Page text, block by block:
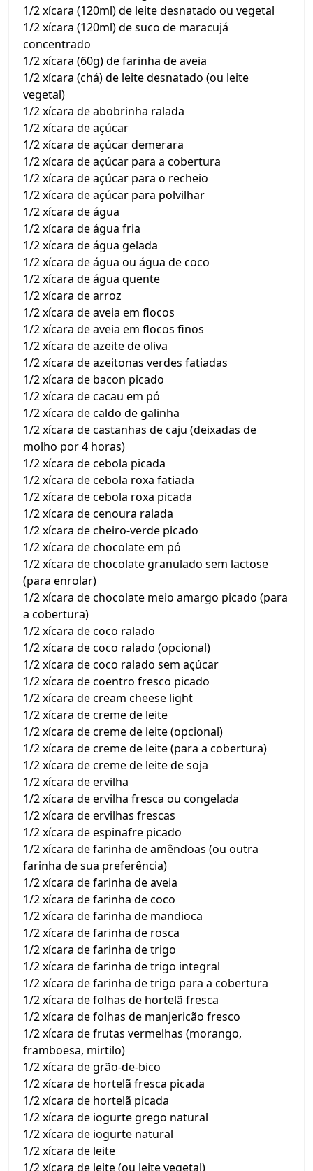
1/2 xícara (120ml) de leite desnatado ou vegetal
1/2 xícara (120ml) de suco de maracujá
concentrado
1/2 xícara (60g) de farinha de aveia
1/2 xícara (chá) de leite desnatado (ou leite
vegetal)
1/2 xícara de abobrinha ralada
1/2 xícara de açúcar
1/2 xícara de açúcar demerara
1/2 xícara de açúcar para a cobertura
1/2 xícara de açúcar para o recheio
1/2 xícara de açúcar para polvilhar
1/2 xícara de água
1/2 xícara de água fria
1/2 xícara de água gelada
1/2 xícara de água ou água de coco
1/2 xícara de água quente
1/2 xícara de arroz
1/2 xícara de aveia em flocos
1/2 xícara de aveia em flocos finos
1/2 xícara de azeite de oliva
1/2 xícara de azeitonas verdes fatiadas
1/2 xícara de bacon picado
1/2 xícara de cacau em pó
1/2 xícara de caldo de galinha
1/2 xícara de castanhas de caju (deixadas de
molho por 4 horas)
1/2 xícara de cebola picada
1/2 xícara de cebola roxa fatiada
1/2 xícara de cebola roxa picada
1/2 xícara de cenoura ralada
1/2 xícara de cheiro-verde picado
1/2 xícara de chocolate em pó
1/2 xícara de chocolate granulado sem lactose
(para enrolar)
1/2 xícara de chocolate meio amargo picado (para
a cobertura)
1/2 xícara de coco ralado
1/2 xícara de coco ralado (opcional)
1/2 xícara de coco ralado sem açúcar
1/2 xícara de coentro fresco picado
1/2 xícara de cream cheese light
1/2 xícara de creme de leite
1/2 xícara de creme de leite (opcional)
1/2 xícara de creme de leite (para a cobertura)
1/2 xícara de creme de leite de soja
1/2 xícara de ervilha
1/2 xícara de ervilha fresca ou congelada
1/2 xícara de ervilhas frescas
1/2 xícara de espinafre picado
1/2 xícara de farinha de amêndoas (ou outra
farinha de sua preferência)
1/2 xícara de farinha de aveia
1/2 xícara de farinha de coco
1/2 xícara de farinha de mandioca
1/2 xícara de farinha de rosca
1/2 xícara de farinha de trigo
1/2 xícara de farinha de trigo integral
1/2 xícara de farinha de trigo para a cobertura
1/2 xícara de folhas de hortelã fresca
1/2 xícara de folhas de manjericão fresco
1/2 xícara de frutas vermelhas (morango,
framboesa, mirtilo)
1/2 xícara de grão-de-bico
1/2 xícara de hortelã fresca picada
1/2 xícara de hortelã picada
1/2 xícara de iogurte grego natural
1/2 xícara de iogurte natural
1/2 xícara de leite
1/2 xícara de leite (ou leite vegetal)